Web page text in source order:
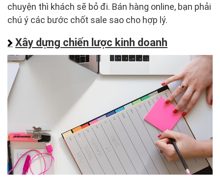
chuyện thì khách sẽ bỏ đi. Bán hàng online, bạn phải
chú ý các bước chốt sale sao cho hợp lý.
Xây dựng chiến lược kinh doanh